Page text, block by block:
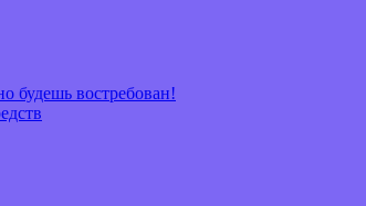
будешь востребован!